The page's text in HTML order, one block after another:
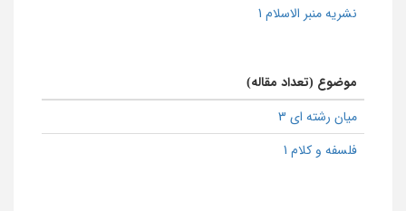
نشریه منبر الاسلام 1
موضوع (تعداد مقاله)
میان رشته ای 3
فلسفه و کلام 1